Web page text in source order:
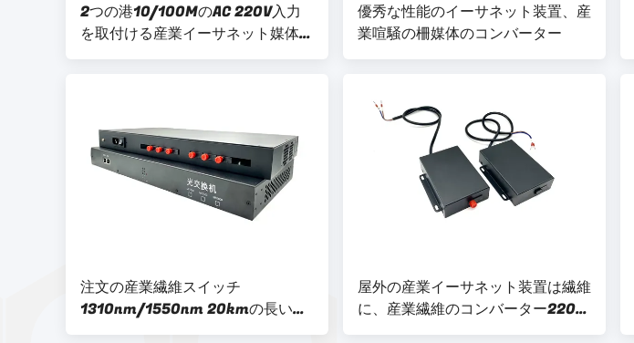
2つの港10/100MのAC 220V入力
を取付ける産業イーサネット媒体の
コンバーターDINの柵
優秀な性能のイーサネット装置、産
業喧騒の柵媒体のコンバーター
注文の産業繊維スイッチ
1310nm/1550nm 20kmの長い伝
送距離
屋外の産業イーサネット装置は繊維
に、産業繊維のコンバーター220V
ACイーサネットを入れました